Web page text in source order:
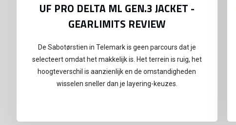
UF PRO DELTA ML GEN.3 JACKET -
GEARLIMITS REVIEW
De Sabotørstien in Telemark is geen parcours dat je
selecteert omdat het makkelijk is. Het terrein is ruig, het
hoogteverschil is aanzienlijk en de omstandigheden
wisselen sneller dan je layering-keuzes.